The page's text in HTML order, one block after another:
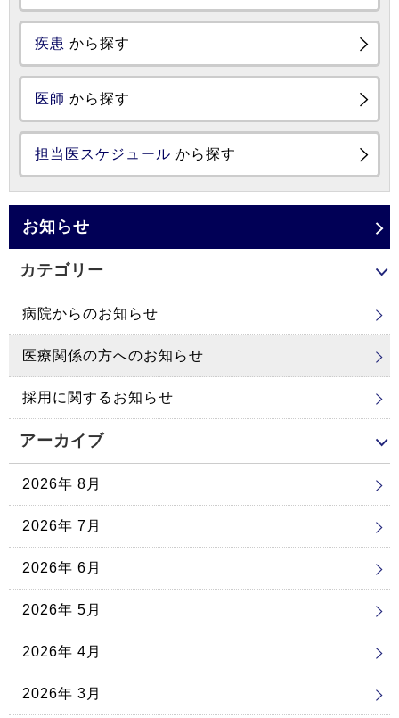
疾患 から探す
医師 から探す
担当医スケジュール から探す
お知らせ
カテゴリー
病院からのお知らせ
医療関係の方へのお知らせ
採用に関するお知らせ
アーカイブ
2026年 8月
2026年 7月
2026年 6月
2026年 5月
2026年 4月
2026年 3月